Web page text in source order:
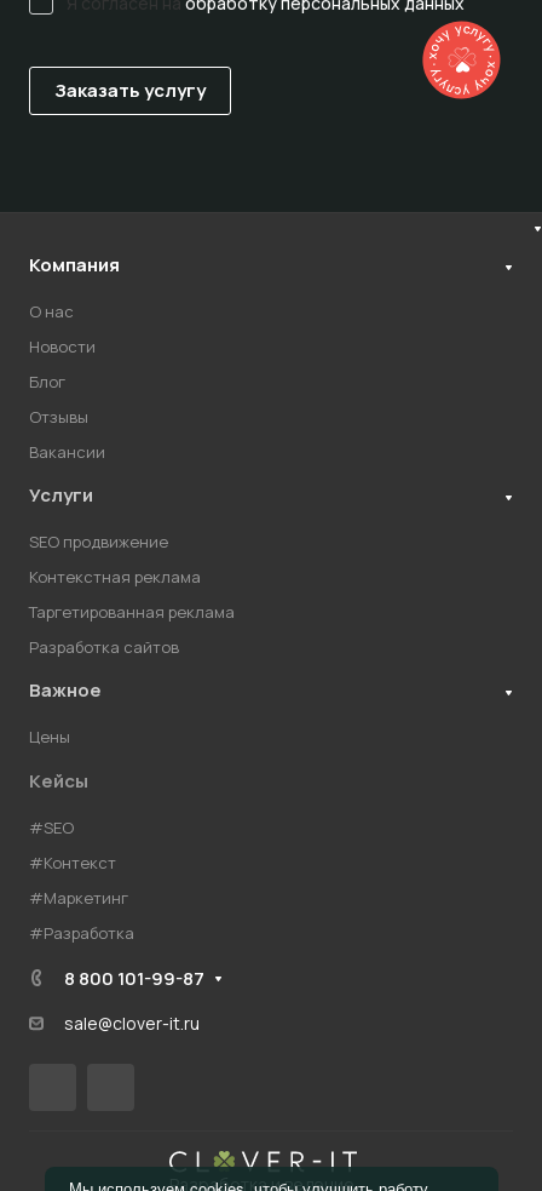
Компания
О нас
Новости
Блог
Отзывы
Вакансии
Услуги
SEO продвижение
Контекстная реклама
Таргетированная реклама
Разработка сайтов
Важное
Цены
Кейсы
#SEO
#Контекст
#Маркетинг
#Разработка
8 800 101-99-87
sale@clover-it.ru
Разработка и ведение